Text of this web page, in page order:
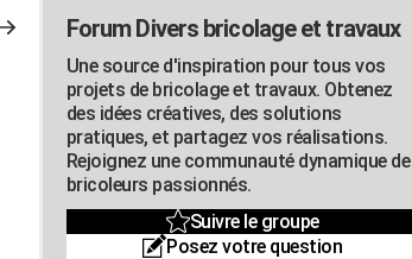
Forum Divers bricolage et travaux
Une source d'inspiration pour tous vos
projets de bricolage et travaux. Obtenez
des idées créatives, des solutions
pratiques, et partagez vos réalisations.
Rejoignez une communauté dynamique de
bricoleurs passionnés.
Suivre le groupe
Posez votre question